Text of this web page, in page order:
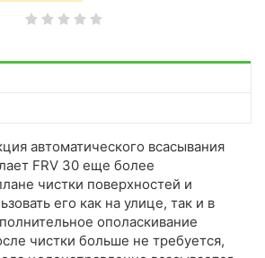
автоматического всасывания
FRV 30 еще более
чистки поверхностей и
его как на улице, так и в
ополаскивание
чистки больше не требуется,